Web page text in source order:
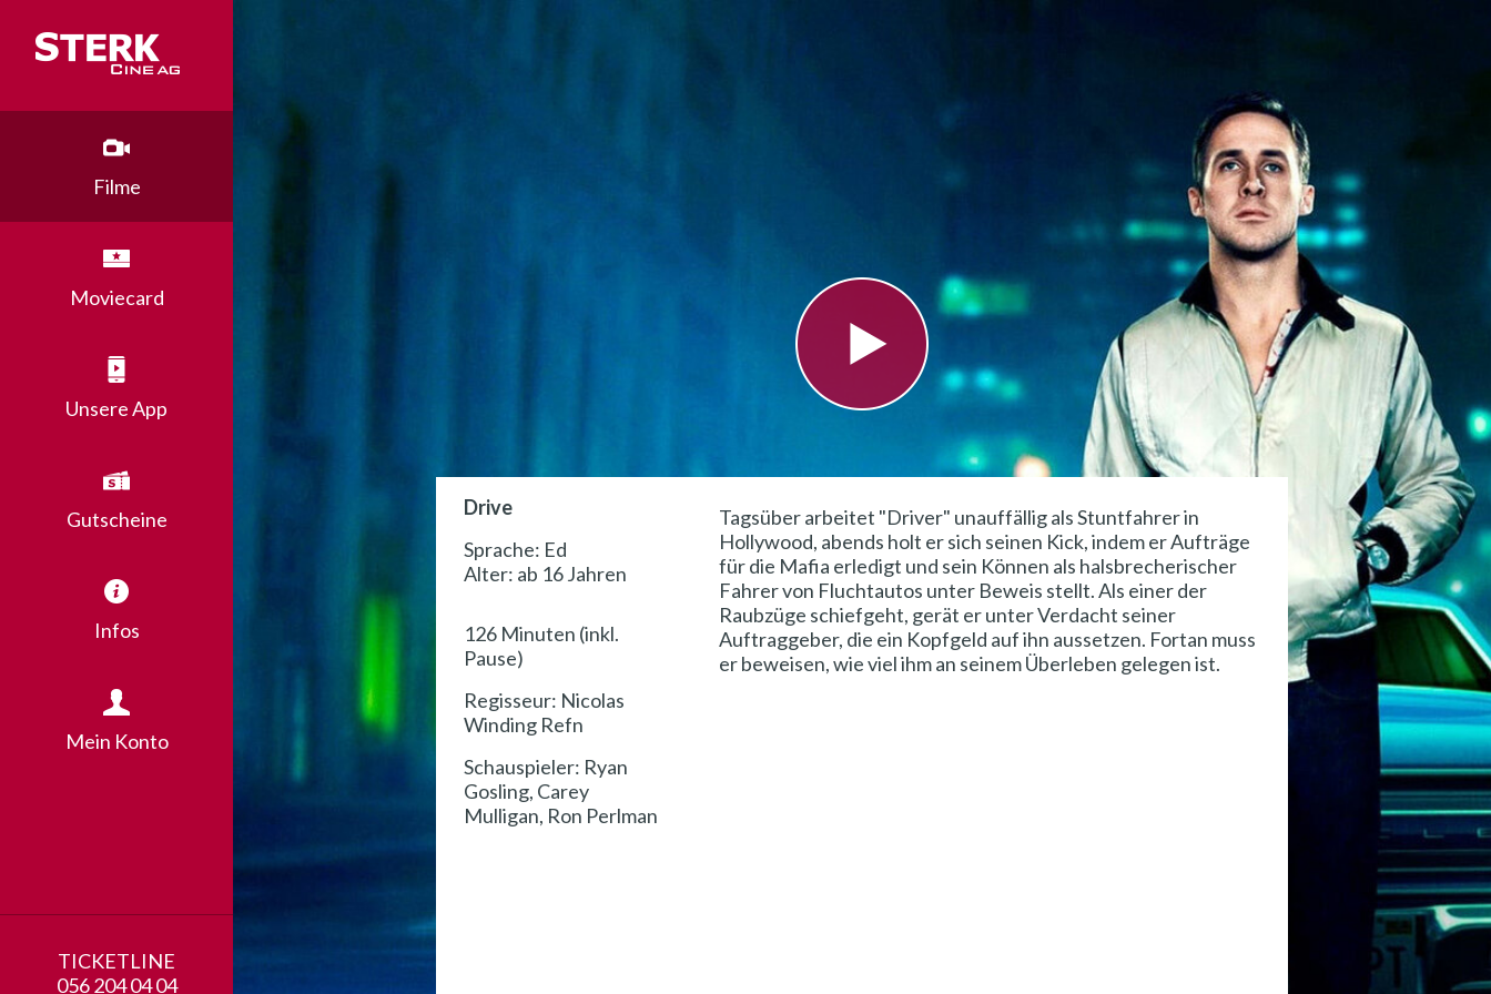
Filme
Moviecard
Unsere App
Gutscheine
Infos
Mein Konto
TICKETLINE
056 204 04 04
Drive
Sprache: Ed
Alter: ab 16 Jahren
126 Minuten (inkl.
Pause)
Regisseur: Nicolas
Winding Refn
Schauspieler: Ryan
Gosling, Carey
Mulligan, Ron Perlman
Tagsüber arbeitet "Driver" unauffällig als Stuntfahrer in
Hollywood, abends holt er sich seinen Kick, indem er Aufträge
für die Mafia erledigt und sein Können als halsbrecherischer
Fahrer von Fluchtautos unter Beweis stellt. Als einer der
Raubzüge schiefgeht, gerät er unter Verdacht seiner
Auftraggeber, die ein Kopfgeld auf ihn aussetzen. Fortan muss
er beweisen, wie viel ihm an seinem Überleben gelegen ist.